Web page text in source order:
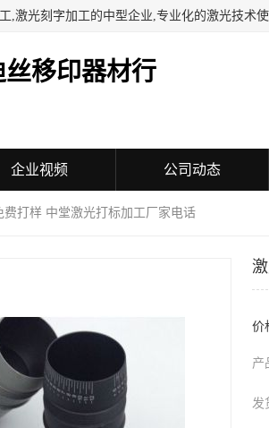
激光刻字加工的中型企业,专业化的激光技术使
移印器材行
企业视频 公司动态
费打样 中堂激光打标加工厂家电话
价
产
发